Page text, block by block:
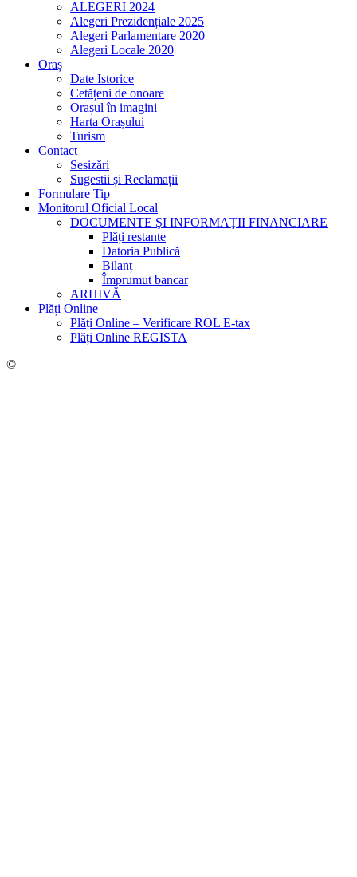
ALEGERI 2024
Alegeri Prezidențiale 2025
Alegeri Parlamentare 2020
Alegeri Locale 2020
Oraș
Date Istorice
Cetățeni de onoare
Orașul în imagini
Harta Orașului
Turism
Contact
Sesizări
Sugestii și Reclamații
Formulare Tip
Monitorul Oficial Local
DOCUMENTE ŞI INFORMAŢII FINANCIARE
Plăți restante
Datoria Publică
Bilanț
Împrumut bancar
ARHIVĂ
Plăți Online
Plăți Online – Verificare ROL E-tax
Plăți Online REGISTA
©